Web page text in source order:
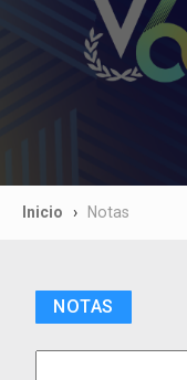
Inicio Notas
NOTAS